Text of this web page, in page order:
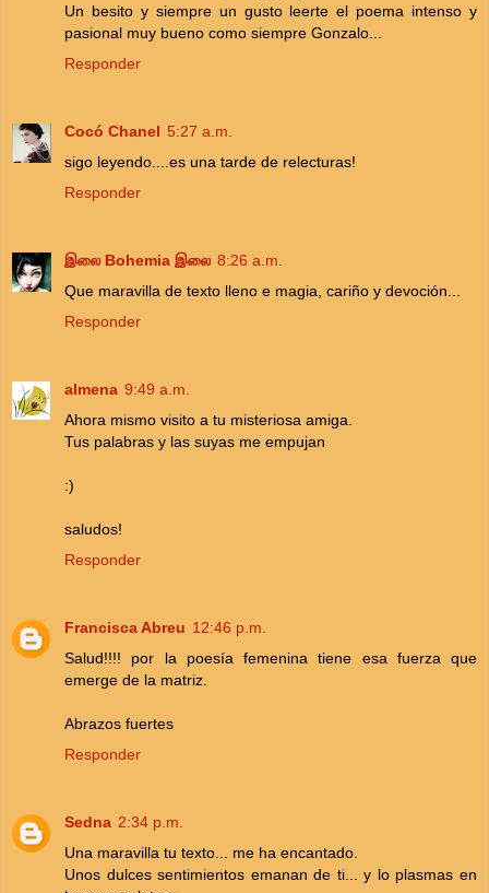
Un besito y siempre un gusto leerte el poema intenso y
pasional muy bueno como siempre Gonzalo...
Responder
Cocó Chanel 5:27 a.m.
sigo leyendo....es una tarde de relecturas!
Responder
இலை Bohemia இலை 8:26 a.m.
Que maravilla de texto lleno e magia, cariño y devoción...
Responder
almena 9:49 a.m.
Ahora mismo visito a tu misteriosa amiga.
Tus palabras y las suyas me empujan
:)
saludos!
Responder
Francisca Abreu 12:46 p.m.
Salud!!!! por la poesía femenina tiene esa fuerza que
emerge de la matriz.
Abrazos fuertes
Responder
Sedna 2:34 p.m.
Una maravilla tu texto... me ha encantado.
Unos dulces sentimientos emanan de ti... y lo plasmas en